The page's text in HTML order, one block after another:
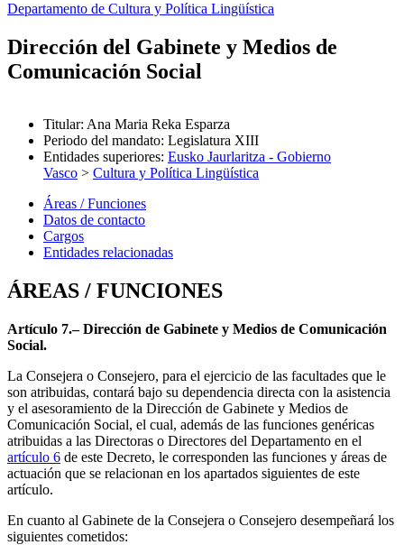
Departamento de Cultura y Política Lingüística
Dirección del Gabinete y Medios de
Comunicación Social
Titular: Ana Maria Reka Esparza
Periodo del mandato: Legislatura XIII
Entidades superiores: Eusko Jaurlaritza - Gobierno
Vasco > Cultura y Política Lingüística
Áreas / Funciones
Datos de contacto
Cargos
Entidades relacionadas
ÁREAS / FUNCIONES
Artículo 7.– Dirección de Gabinete y Medios de Comunicación
Social.
La Consejera o Consejero, para el ejercicio de las facultades que le
son atribuidas, contará bajo su dependencia directa con la asistencia
y el asesoramiento de la Dirección de Gabinete y Medios de
Comunicación Social, el cual, además de las funciones genéricas
atribuidas a las Directoras o Directores del Departamento en el
artículo 6 de este Decreto, le corresponden las funciones y áreas de
actuación que se relacionan en los apartados siguientes de este
artículo.
En cuanto al Gabinete de la Consejera o Consejero desempeñará los
siguientes cometidos: